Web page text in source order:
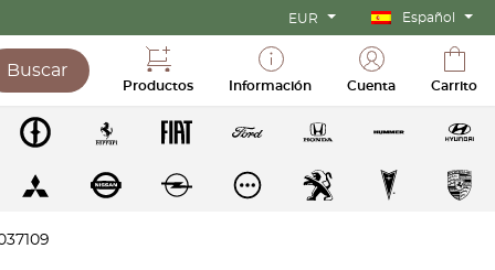
EUR Español
Buscar
Productos Información Cuenta Carrito